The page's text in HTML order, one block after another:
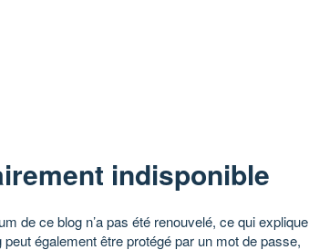
indisponible
de ce blog n’a pas été renouvelé, ce qui explique
également être protégé par un mot de passe,